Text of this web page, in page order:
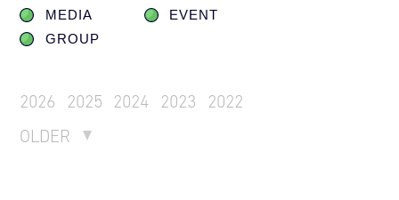
MEDIA
EVENT
GROUP
2026 2025 2024 2023
2022
OLDER